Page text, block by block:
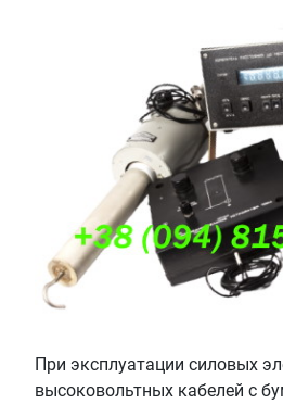
При эксплуатации силовых
высоковольтных кабелей с